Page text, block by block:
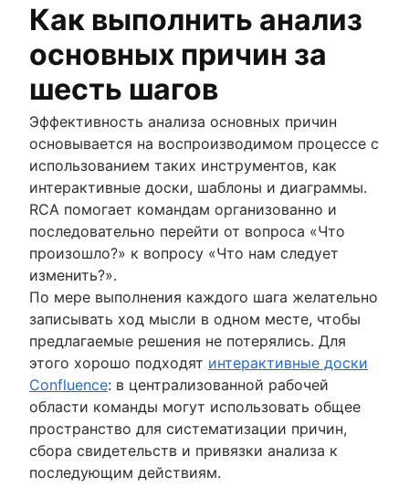
Как выполнить анализ
основных причин за
шесть шагов
Эффективность анализа основных причин
основывается на воспроизводимом процессе с
использованием таких инструментов, как
интерактивные доски, шаблоны и диаграммы.
RCA помогает командам организованно и
последовательно перейти от вопроса «Что
произошло?» к вопросу «Что нам следует
изменить?».
По мере выполнения каждого шага желательно
записывать ход мысли в одном месте, чтобы
предлагаемые решения не потерялись. Для
этого хорошо подходят интерактивные доски
Confluence: в централизованной рабочей
области команды могут использовать общее
пространство для систематизации причин,
сбора свидетельств и привязки анализа к
последующим действиям.